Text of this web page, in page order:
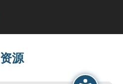
资源